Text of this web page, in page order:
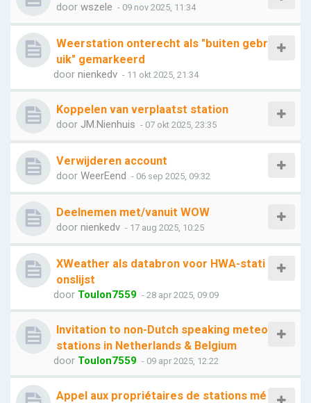
door wszele - 09 nov 2025, 11:34
Weerstation onterecht als "buiten gebr
uik" gemarkeerd
door nienkedv - 11 okt 2025, 21:34
Koppelen van verplaatst station
door JM.Nienhuis - 07 okt 2025, 23:35
Verwijderen account
door WeerEend - 06 sep 2025, 09:32
Deelnemen met/vanuit WOW
door nienkedv - 17 aug 2025, 10:25
XWeather als databron voor HWA-stati
onslijst
door Toulon7559 - 28 apr 2025, 09:09
Invitation to non-Dutch speaking meteo
stations in Netherlands & Belgium
door Toulon7559 - 09 apr 2025, 12:22
Appel aux propriétaires de stations mé